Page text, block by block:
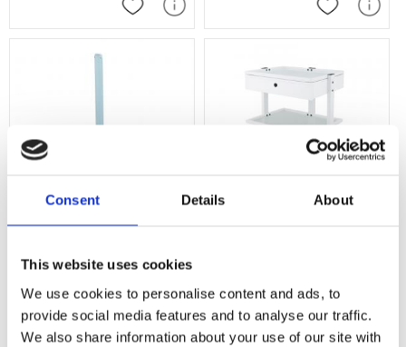
Consent Details About
This website uses cookies
We use cookies to personalise content and ads, to
provide social media features and to analyse our traffic.
We also share information about your use of our site with
Lägg till i favoriter Lägg till i
Lägg till i favoriter
En praktisk hylla på hjul med en
Lägg till i